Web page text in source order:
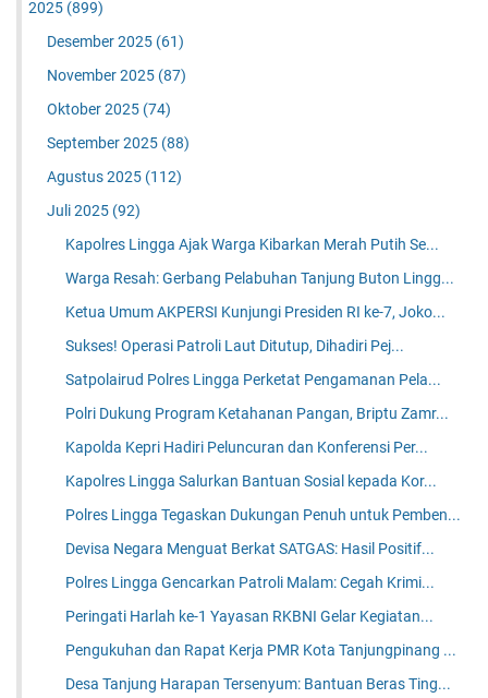
2025 (899)
Desember 2025 (61)
November 2025 (87)
Oktober 2025 (74)
September 2025 (88)
Agustus 2025 (112)
Juli 2025 (92)
Kapolres Lingga Ajak Warga Kibarkan Merah Putih Se...
Warga Resah: Gerbang Pelabuhan Tanjung Buton Lingg...
Ketua Umum AKPERSI Kunjungi Presiden RI ke-7, Joko...
Sukses! Operasi Patroli Laut Ditutup, Dihadiri Pej...
Satpolairud Polres Lingga Perketat Pengamanan Pela...
Polri Dukung Program Ketahanan Pangan, Briptu Zamr...
Kapolda Kepri Hadiri Peluncuran dan Konferensi Per...
Kapolres Lingga Salurkan Bantuan Sosial kepada Kor...
Polres Lingga Tegaskan Dukungan Penuh untuk Pemben...
Devisa Negara Menguat Berkat SATGAS: Hasil Positif...
Polres Lingga Gencarkan Patroli Malam: Cegah Krimi...
Peringati Harlah ke-1 Yayasan RKBNI Gelar Kegiatan...
Pengukuhan dan Rapat Kerja PMR Kota Tanjungpinang ...
Desa Tanjung Harapan Tersenyum: Bantuan Beras Ting...